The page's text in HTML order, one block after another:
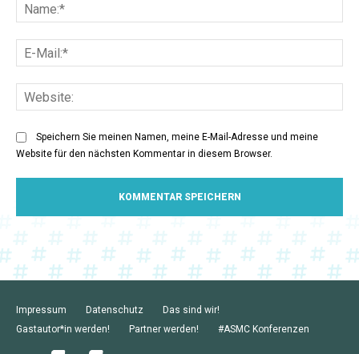
Speichern Sie meinen Namen, meine E-Mail-Adresse und meine
Website für den nächsten Kommentar in diesem Browser.
Impressum Datenschutz
Das sind wir!
Gastautor*in werden!
Partner werden! #ASMC Konferenzen